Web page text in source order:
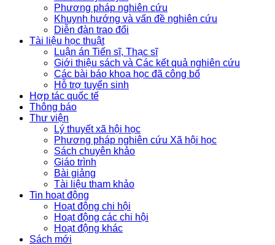
Phương pháp nghiên cứu
Khuynh hướng và vấn đề nghiên cứu
Diễn đàn trao đổi
Tài liệu học thuật
Luận án Tiến sĩ, Thạc sĩ
Giới thiệu sách và Các kết quả nghiên cứu
Các bài báo khoa học đã công bố
Hỗ trợ tuyển sinh
Hợp tác quốc tế
Thông báo
Thư viện
Lý thuyết xã hội học
Phương pháp nghiên cứu Xã hội học
Sách chuyên khảo
Giáo trình
Bài giảng
Tài liệu tham khảo
Tin hoạt động
Hoạt động chi hội
Hoạt động các chi hội
Hoạt động khác
Sách mới